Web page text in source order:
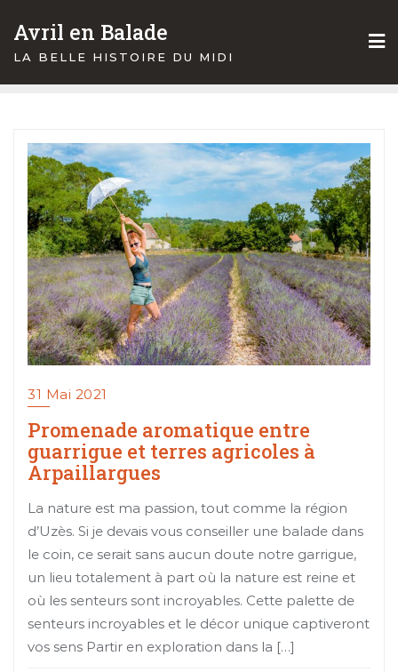
content
Avril en Balade
LA BELLE HISTOIRE DU MIDI
31 Mai 2021
Promenade aromatique entre
guarrigue et terres agricoles à
Arpaillargues
La nature est ma passion, tout comme la région
d’Uzès. Si je devais vous conseiller une balade dans
le coin, ce serait sans aucun doute notre garrigue,
un lieu totalement à part où la nature est reine et
où les senteurs sont incroyables. Cette palette de
senteurs incroyables et le décor unique captiveront
vos sens Partir en exploration dans la […]